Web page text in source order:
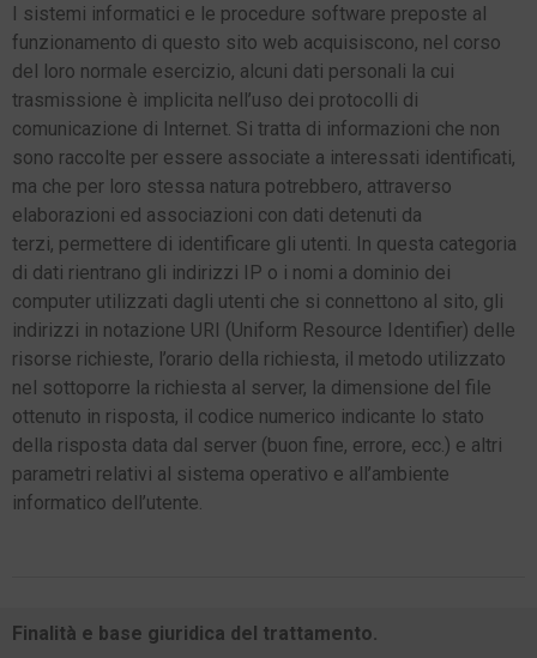
I sistemi informatici e le procedure software preposte al
funzionamento di questo sito web acquisiscono, nel corso
del loro normale esercizio, alcuni dati personali la cui
trasmissione è implicita nell’uso dei protocolli di
comunicazione di Internet. Si tratta di informazioni che non
sono raccolte per essere associate a interessati identificati,
ma che per loro stessa natura potrebbero, attraverso
elaborazioni ed associazioni con dati detenuti da
terzi, permettere di identificare gli utenti. In questa categoria
di dati rientrano gli indirizzi IP o i nomi a dominio dei
computer utilizzati dagli utenti che si connettono al sito, gli
indirizzi in notazione URI (Uniform Resource Identifier) delle
risorse richieste, l’orario della richiesta, il metodo utilizzato
nel sottoporre la richiesta al server, la dimensione del file
ottenuto in risposta, il codice numerico indicante lo stato
della risposta data dal server (buon fine, errore, ecc.) e altri
parametri relativi al sistema operativo e all’ambiente
informatico dell’utente.
Finalità e base giuridica del trattamento.